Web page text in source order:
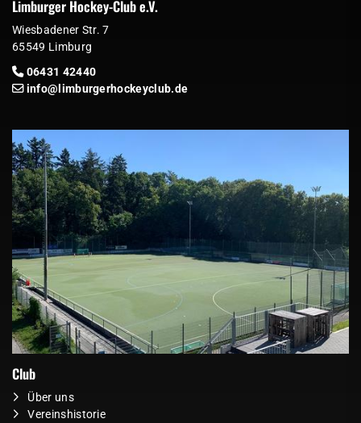
Limburger Hockey-Club e.V.
Wiesbadener Str. 7
65549 Limburg
06431 42440
info@limburgerhockeyclub.de
Club
Über uns
Vereinshistorie